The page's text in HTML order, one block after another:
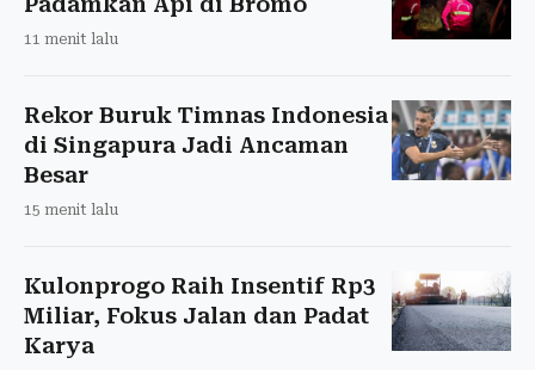
11 menit lalu
Rekor Buruk Timnas Indonesia
di Singapura Jadi Ancaman
Besar
15 menit lalu
Kulonprogo Raih Insentif Rp3
Miliar, Fokus Jalan dan Padat
Karya